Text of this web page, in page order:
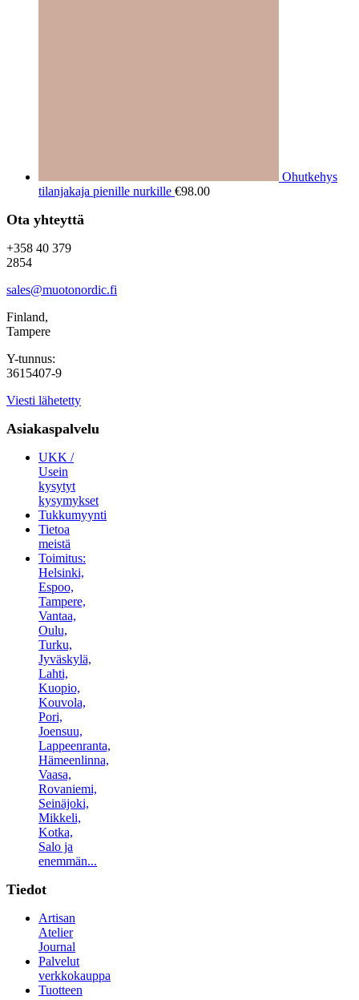
Ohutkehys
tilanjakaja pienille nurkille €98.00
Ota yhteyttä
+358 40 379
2854
sales@muotonordic.fi
Finland,
Tampere
Y-tunnus:
3615407-9
Viesti lähetetty
Asiakaspalvelu
UKK /
Usein
kysytyt
kysymykset
Tukkumyynti
Tietoa
meistä
Toimitus:
Helsinki,
Espoo,
Tampere,
Vantaa,
Oulu,
Turku,
Jyväskylä,
Lahti,
Kuopio,
Kouvola,
Pori,
Joensuu,
Lappeenranta,
Hämeenlinna,
Vaasa,
Rovaniemi,
Seinäjoki,
Mikkeli,
Kotka,
Salo ja
enemmän...
Tiedot
Artisan
Atelier
Journal
Palvelut
verkkokauppa
Tuotteen